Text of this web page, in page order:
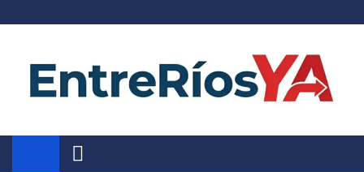
Noticias de Entre Ríos
Información de toda la provincia ahora